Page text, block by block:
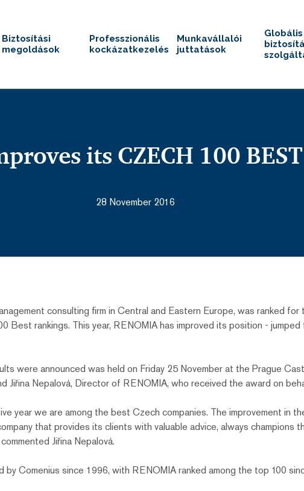
Biztosítási
megoldások
Professzionális
kockázatkezelés
Munkavállalói
juttatások
Globális
its CZECH 100
28 November 2016
consulting firm in Central and Eastern Europe, was ranked
Best rankings. This year, RENOMIA has improved its position -
were announced was held on Friday 25 November at the Prague
Jiřina Nepalová, Director of RENOMIA, who received the award on
year we are among the best Czech companies. The improvement in
that provides its clients with valuable advice, always champions
Jiřina Nepalová.
Comenius since 1996, with RENOMIA ranked among the top 100